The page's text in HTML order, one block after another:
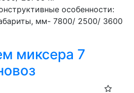
особенности:
мм- 7800/ 2500/ 3600
миксера 7